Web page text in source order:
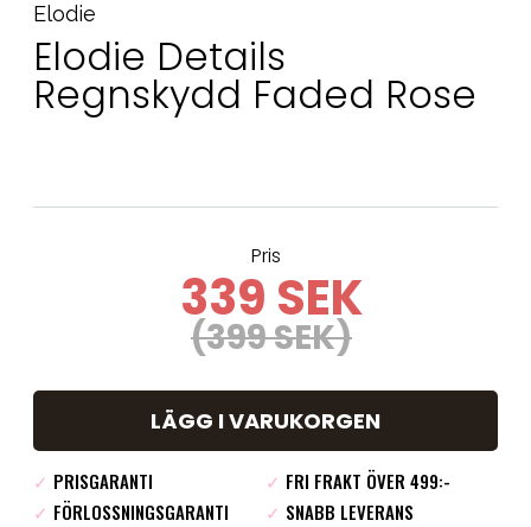
Elodie
Elodie Details
Regnskydd Faded Rose
Pris
339 SEK
(399 SEK)
LÄGG I VARUKORGEN
✓ PRISGARANTI ✓ FRI FRAKT ÖVER 499:-
✓ FÖRLOSSNINGSGARANTI ✓ SNABB LEVERANS